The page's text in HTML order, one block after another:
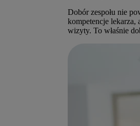
Dobór zespołu nie
kompetencje lekarza,
wizyty. To właśnie